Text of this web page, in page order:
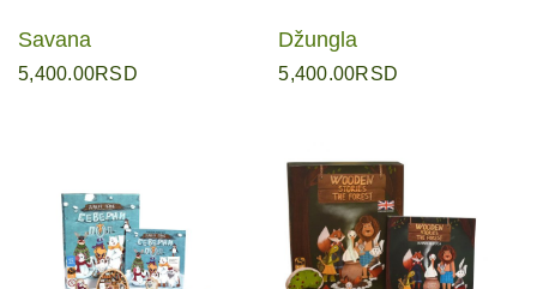
Savana
5,400.00RSD
Džungla
5,400.00RSD